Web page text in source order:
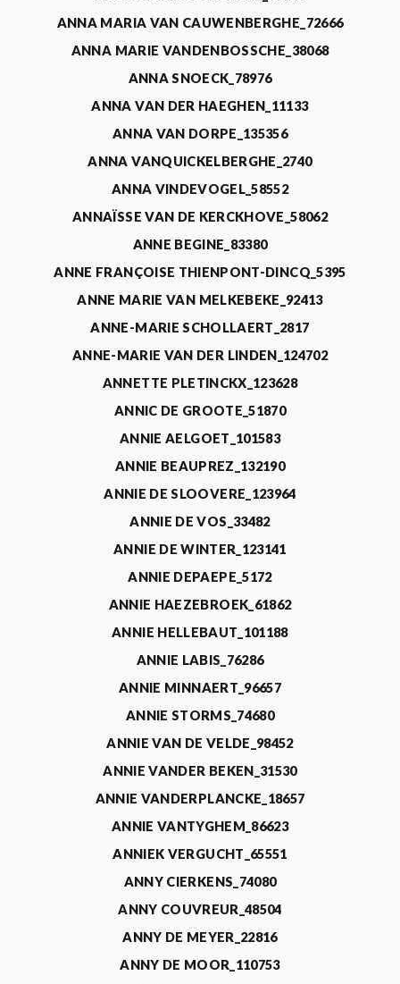
ANNA MARIA VAN CAUWENBERGHE_72666
ANNA MARIE VANDENBOSSCHE_38068
ANNA SNOECK_78976
ANNA VAN DER HAEGHEN_11133
ANNA VAN DORPE_135356
ANNA VANQUICKELBERGHE_2740
ANNA VINDEVOGEL_58552
ANNAÏSSE VAN DE KERCKHOVE_58062
ANNE BEGINE_83380
ANNE FRANÇOISE THIENPONT-DINCQ_5395
ANNE MARIE VAN MELKEBEKE_92413
ANNE-MARIE SCHOLLAERT_2817
ANNE-MARIE VAN DER LINDEN_124702
ANNETTE PLETINCKX_123628
ANNIC DE GROOTE_51870
ANNIE AELGOET_101583
ANNIE BEAUPREZ_132190
ANNIE DE SLOOVERE_123964
ANNIE DE VOS_33482
ANNIE DE WINTER_123141
ANNIE DEPAEPE_5172
ANNIE HAEZEBROEK_61862
ANNIE HELLEBAUT_101188
ANNIE LABIS_76286
ANNIE MINNAERT_96657
ANNIE STORMS_74680
ANNIE VAN DE VELDE_98452
ANNIE VANDER BEKEN_31530
ANNIE VANDERPLANCKE_18657
ANNIE VANTYGHEM_86623
ANNIEK VERGUCHT_65551
ANNY CIERKENS_74080
ANNY COUVREUR_48504
ANNY DE MEYER_22816
ANNY DE MOOR_110753